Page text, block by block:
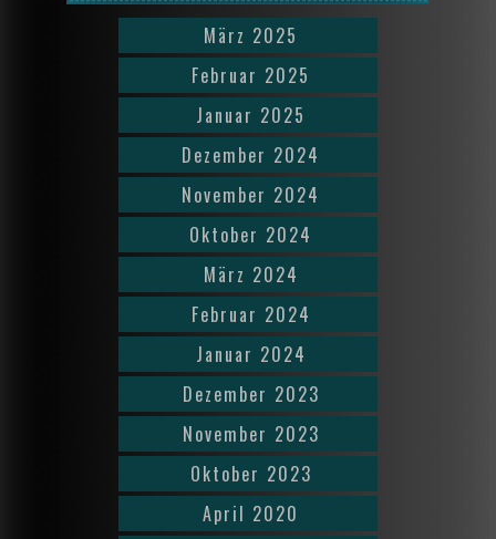
März 2025
Februar 2025
Januar 2025
Dezember 2024
November 2024
Oktober 2024
März 2024
Februar 2024
Januar 2024
Dezember 2023
November 2023
Oktober 2023
April 2020